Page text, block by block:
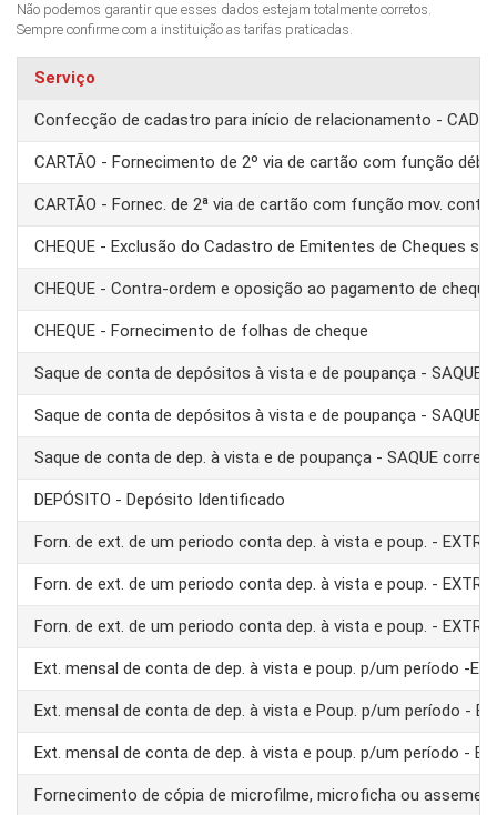
Não podemos garantir que esses dados estejam totalmente corretos.
Sempre confirme com a instituição as tarifas praticadas.
Serviço
Confecção de cadastro para início de relacionamento -
CARTÃO - Fornecimento de 2º via de cartão com função
CARTÃO - Fornec. de 2ª via de cartão com função mov. conta
CHEQUE - Exclusão do Cadastro de Emitentes de Cheques
CHEQUE - Contra-ordem e oposição ao pagamento de cheque
CHEQUE - Fornecimento de folhas de cheque
Saque de conta de depósitos à vista e de poupança - SAQUE
Saque de conta de depósitos à vista e de poupança - SAQUE
Saque de conta de dep. à vista e de poupança - SAQUE
DEPÓSITO - Depósito Identificado
Forn. de ext. de um periodo conta dep. à vista e poup. -
Forn. de ext. de um periodo conta dep. à vista e poup. -
Forn. de ext. de um periodo conta dep. à vista e poup. -
Ext. mensal de conta de dep. à vista e poup. p/um período -
Ext. mensal de conta de dep. à vista e Poup. p/um período -
Ext. mensal de conta de dep. à vista e poup. p/um período -
Fornecimento de cópia de microfilme, microficha ou